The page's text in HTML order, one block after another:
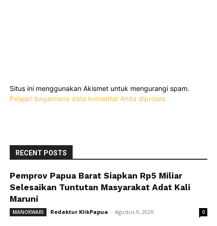
Situs ini menggunakan Akismet untuk mengurangi spam.
Pelajari bagaimana data komentar Anda diproses
RECENT POSTS
Pemprov Papua Barat Siapkan Rp5 Miliar
Selesaikan Tuntutan Masyarakat Adat Kali
Maruni
MANOKWARI Redaktur KlikPapua - Agustus 9, 2026 0